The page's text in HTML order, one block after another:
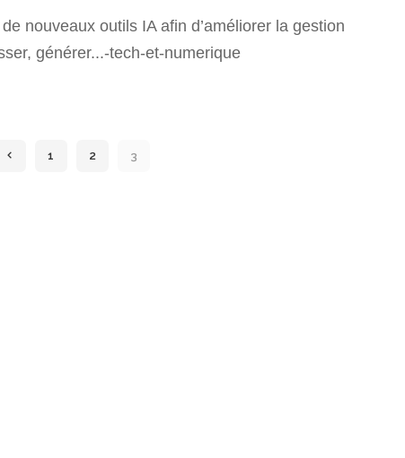
nouveaux outils IA afin d’améliorer la gestion
générer...-tech-et-numerique
1 2 3